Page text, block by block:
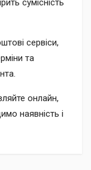
сумісність
сервіси,
та
онлайн,
наявність і